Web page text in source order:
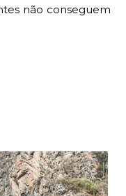
não conseguem